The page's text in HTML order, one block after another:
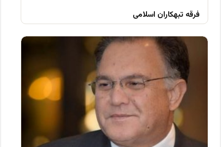
فرقه تبهکاران اسلامی